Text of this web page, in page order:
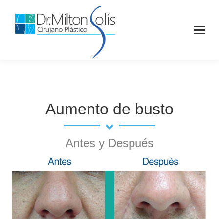
Aumento de busto
Antes y Después